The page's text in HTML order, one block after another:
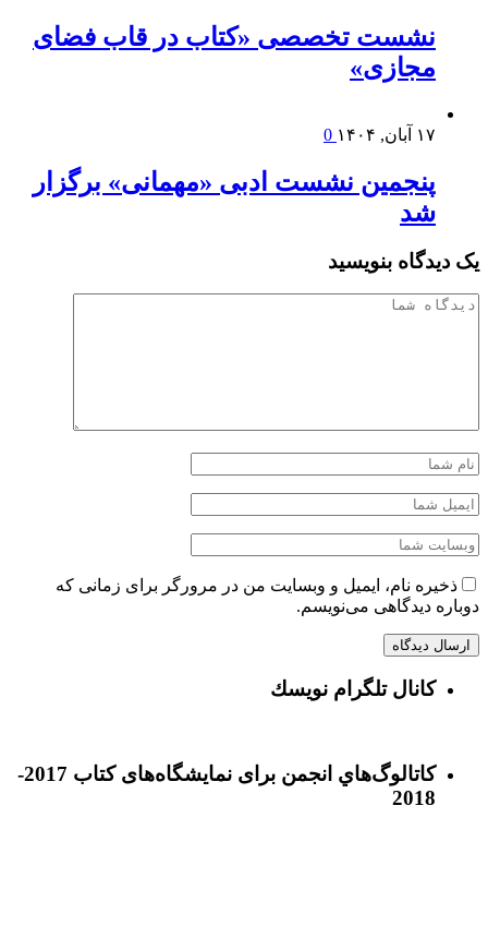
نشست تخصصی «کتاب در قاب فضای
مجازی»
۱۷ آبان, ۱۴۰۴
پنجمین نشست ادبی «مهمانی» برگزار
شد
یک دیدگاه بنویسید
ذخیره نام، ایمیل و وبسایت من در مرورگر برای زمانی که
دوباره دیدگاهی می‌نویسم.
كانال تلگرام نويسك
كاتالوگ‌هاي انجمن برای نمايشگاه‌های كتاب 2017-
2018